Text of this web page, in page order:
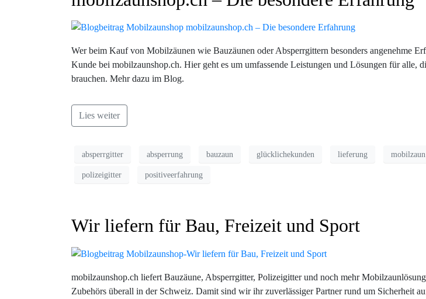
Wer beim Kauf von Mobilzäunen wie Bauzäunen oder Absperrgittern besonders angenehme
Kunde bei mobilzaunshop.ch. Hier geht es um umfassende Leistungen und Lösungen für alle,
brauchen. Mehr dazu im Blog.
Lies weiter
absperrgitter absperrung bauzaun glücklichekunden lieferung mobilzaun
polizeigitter positiveerfahrung
Wir liefern für Bau, Freizeit und Sport
mobilzaunshop.ch liefert Bauzäune, Absperrgitter, Polizeigitter und noch mehr
Zubehörs überall in der Schweiz. Damit sind wir ihr zuverlässiger Partner rund um Sicherheit